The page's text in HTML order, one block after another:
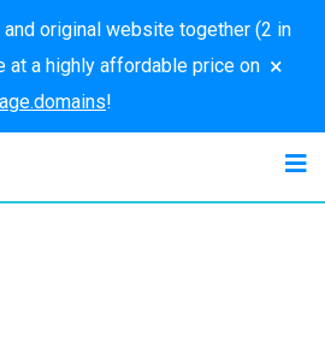
original website together (2 in
at a highly affordable price on
age.domains!
×